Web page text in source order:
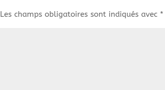
Les champs obligatoires sont indiqués avec *